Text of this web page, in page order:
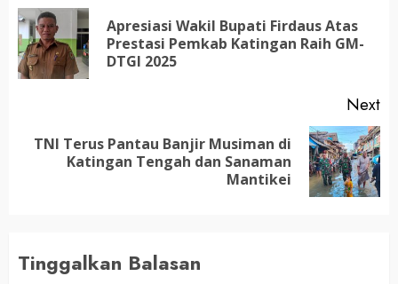
navigationApresiasi Wakil Bupati Firdaus Atas
Prestasi Pemkab Katingan Raih GM-
DTGI 2025
Next
Next
TNI Terus Pantau Banjir Musiman di
Katingan Tengah dan Sanaman
Mantikei
Tinggalkan Balasan